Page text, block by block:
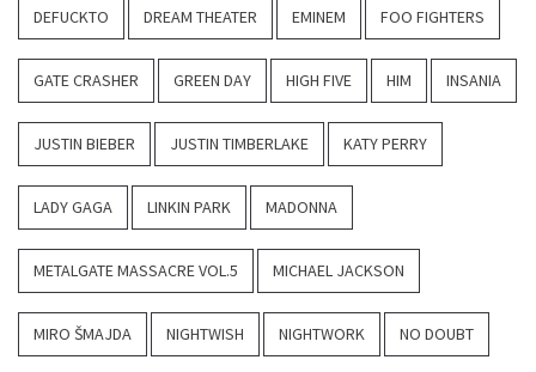
DEFUCKTO DREAM THEATER EMINEM FOO FIGHTERS
GATE CRASHER GREEN DAY HIGH FIVE HIM INSANIA
JUSTIN BIEBER JUSTIN TIMBERLAKE KATY PERRY
LADY GAGA LINKIN PARK MADONNA
METALGATE MASSACRE VOL.5 MICHAEL JACKSON
MIRO ŠMAJDA NIGHTWISH NIGHTWORK NO DOUBT